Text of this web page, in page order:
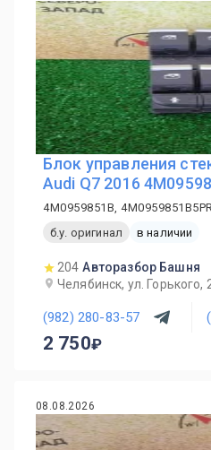
Блок управления
Audi Q7 2016
4M0959851B,
б.у. оригинал
в наличии
204 Авторазбор Башня
Челябинск, ул. Горького,
(982) 280-83-57
2 750
08.08.2026